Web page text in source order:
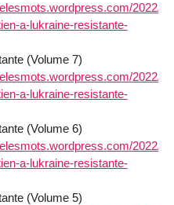
2022/
a-lukraine-resistante-
(Volume 7)
2022/
a-lukraine-resistante-
(Volume 6)
2022/
a-lukraine-resistante-
(Volume 5)